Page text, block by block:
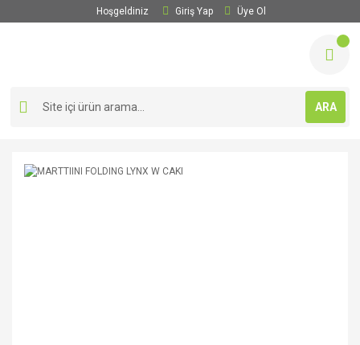
Hoşgeldiniz Giriş Yap Üye Ol
ARA